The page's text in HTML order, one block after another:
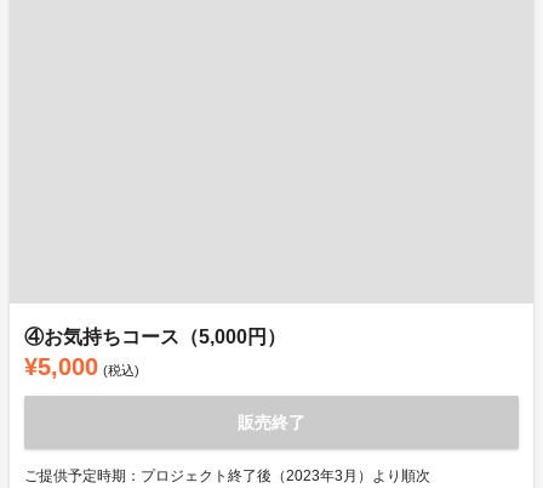
④お気持ちコース（5,000円）
¥5,000 (税込)
販売終了
ご提供予定時期：プロジェクト終了後（2023年3月）より順次